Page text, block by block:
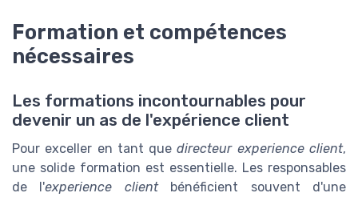
Formation et compétences
nécessaires
Les formations incontournables pour
devenir un as de l'expérience client
Pour exceller en tant quedirecteur experience client,
une solide formation est essentielle. Les responsables
de l'experience clientbénéficient souvent d'une